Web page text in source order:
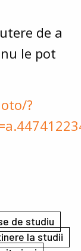
de a
le pot
?
de studiu
la studii